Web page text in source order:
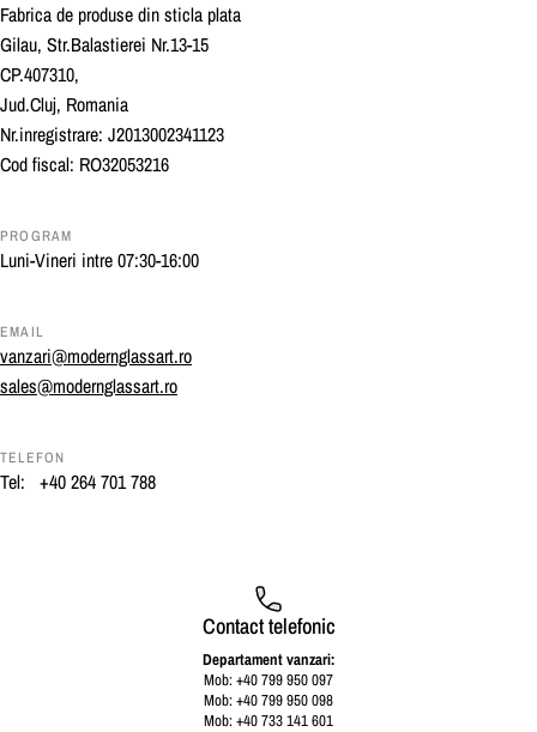
Fabrica de produse din sticla plata
Gilau, Str.Balastierei Nr.13-15
CP.407310,
Jud.Cluj, Romania
Nr.inregistrare: J2013002341123
Cod fiscal: RO32053216
PROGRAM
Luni-Vineri intre 07:30-16:00
EMAIL
vanzari@modernglassart.ro
sales@modernglassart.ro
TELEFON
Tel: +40 264 701 788
Contact telefonic
Departament vanzari:
Mob: +40 799 950 097
Mob: +40 799 950 098
Mob: +40 733 141 601